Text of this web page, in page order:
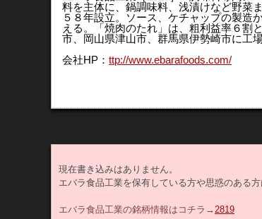
料を主体に、鍋調味料、浅漬けなど野菜
５８年設立。ソース、ケチャップの製造
える。「焼肉のたれ」は、粗利益率６割
市、岡山県津山市、群馬県伊勢崎市に工場
会社HP： ttp://www.ebarafoods.com/
現在書き込みはありません。
エバラ食品工業を保有している方や思惑のある
エバラ食品工業の銘柄情報はコチラ→2819